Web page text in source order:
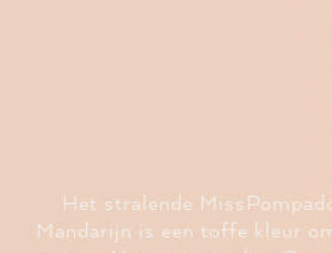
Het stralende
Mandarijn is een toffe kleur